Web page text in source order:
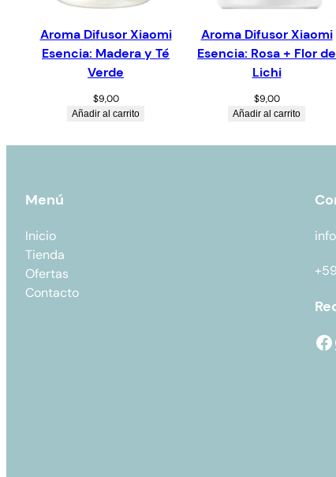
Aroma Difusor Xiaomi
Esencia: Madera y Té
Verde
$9,00
Añadir al carrito
Aroma Difusor Xiaomi
Esencia: Rosa + Flor de
Lichi
$9,00
Añadir al carrito
Menú
Inicio
Tienda
Ofertas
Contacto